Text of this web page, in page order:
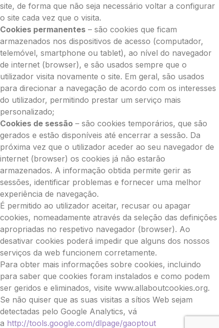
site, de forma que não seja necessário voltar a configurar
o site cada vez que o visita.
Cookies permanentes – são cookies que ficam
armazenados nos dispositivos de acesso (computador,
telemóvel, smartphone ou tablet), ao nível do navegador
de internet (browser), e são usados sempre que o
utilizador visita novamente o site. Em geral, são usados
para direcionar a navegação de acordo com os interesses
do utilizador, permitindo prestar um serviço mais
personalizado;
Cookies de sessão – são cookies temporários, que são
gerados e estão disponíveis até encerrar a sessão. Da
próxima vez que o utilizador aceder ao seu navegador de
internet (browser) os cookies já não estarão
armazenados. A informação obtida permite gerir as
sessões, identificar problemas e fornecer uma melhor
experiência de navegação.
É permitido ao utilizador aceitar, recusar ou apagar
cookies, nomeadamente através da seleção das definições
apropriadas no respetivo navegador (browser). Ao
desativar cookies poderá impedir que alguns dos nossos
serviços da web funcionem corretamente.
Para obter mais informações sobre cookies, incluindo
para saber que cookies foram instalados e como podem
ser geridos e eliminados, visite www.allaboutcookies.org.
Se não quiser que as suas visitas a sítios Web sejam
detectadas pelo Google Analytics, vá
a http://tools.google.com/dlpage/gaoptout